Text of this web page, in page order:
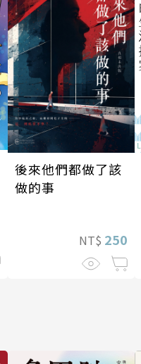
後來他們都做了該
做的事
NT$ 250